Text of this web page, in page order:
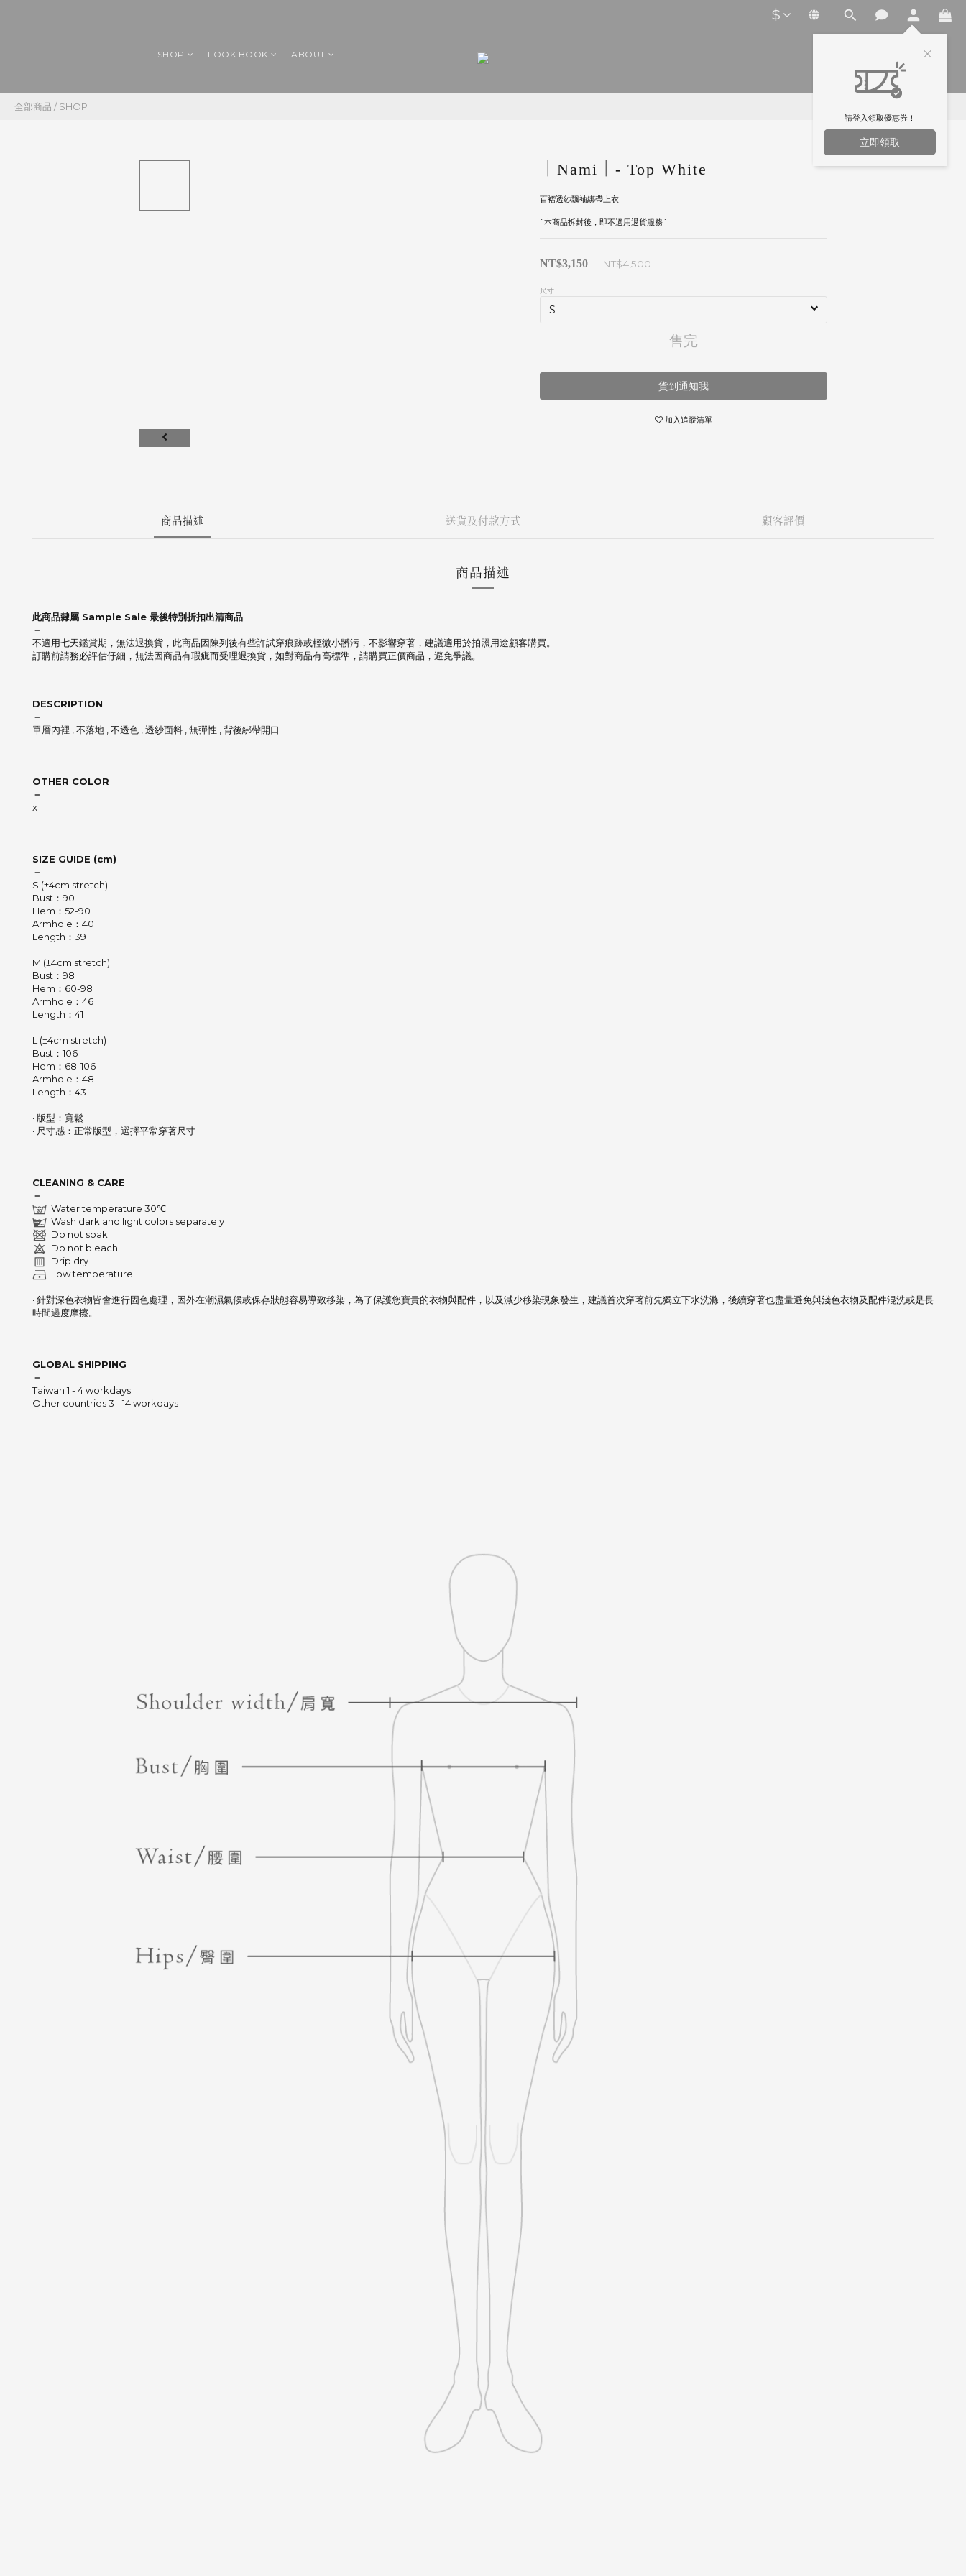
$
請登入領取優惠券！
立即領取
SHOP LOOK BOOK ABOUT
全部商品 /SHOP
｜Nami｜- Top White
百褶透紗飄袖綁帶上衣
[ 本商品拆封後，即不適用退貨服務 ]
NT$3,150 NT$4,500
尺寸
售完
貨到通知我
加入追蹤清單
商品描述 送貨及付款方式 顧客評價
商品描述
此商品隸屬 Sample Sale 最後特別折扣出清商品
－
不適用七天鑑賞期，無法退換貨，此商品因陳列後有些許試穿痕跡或輕微小髒污，不影響穿著，建議適用於拍照用途顧客購買。
訂購前請務必評估仔細，無法因商品有瑕疵而受理退換貨，如對商品有高標準，請購買正價商品，避免爭議。
DESCRIPTION
－
單層內裡 , 不落地 , 不透色 , 透紗面料 , 無彈性 , 背後綁帶開口
OTHER COLOR
－
x
SIZE GUIDE (cm)
－
S (±4cm stretch)
Bust：90
Hem：52-90
Armhole：40
Length：39
M (±4cm stretch)
Bust：98
Hem：60-98
Armhole：46
Length：41
L (±4cm stretch)
Bust：106
Hem：68-106
Armhole：48
Length：43
‧ 版型：寬鬆
‧ 尺寸感：正常版型，選擇平常穿著尺寸
CLEANING & CARE
－
Water temperature 30℃
Wash dark and light colors separately
Do not soak
Do not bleach
Drip dry
Low temperature
‧ 針對深色衣物皆會進行固色處理，因外在潮濕氣候或保存狀態容易導致移染， 為了保護您寶貴的衣物與配件，以及減少移染現象發生，建議首次穿著前先獨立下水洗滌， 後續穿著也盡量避免與淺色衣物及配件混洗或是長
時間過度摩擦。
GLOBAL SHIPPING
－
Taiwan 1 - 4 workdays
Other countries 3 - 14 workdays